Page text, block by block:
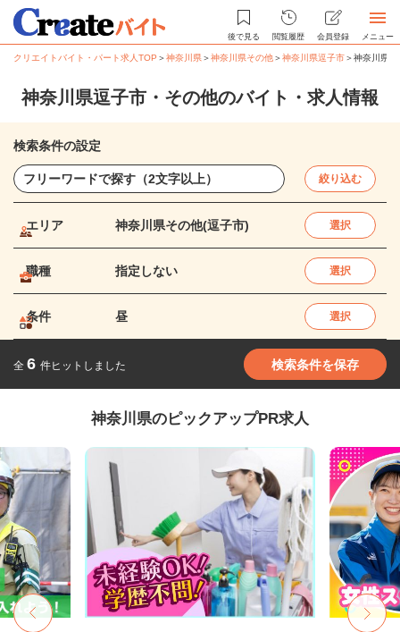
後で見る 閲覧履歴 会員登録 メニュー
クリエイトバイト・パート求人TOP ＞神奈川県＞神奈川県その他＞神奈川県逗子市＞神奈川県
神奈川県逗子市・その他のバイト・求人情報
検索条件の設定
絞り込む
エリア 神奈川県その他(逗子市) 選択
職種 指定しない 選択
条件 昼 選択
全 6 件ヒットしました 検索条件を保存
神奈川県のピックアップPR求人